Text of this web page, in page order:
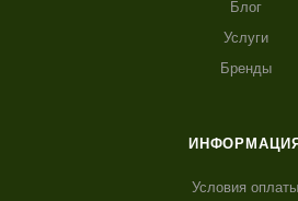
Блог
Услуги
Бренды
ИНФОРМАЦИЯ
Условия оплаты